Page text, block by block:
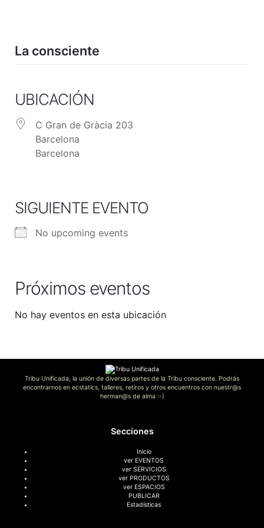
La consciente
UBICACIÓN
C Gran de Gràcia 203
Barcelona
Barcelona
SIGUIENTE EVENTO
No upcoming events
Próximos eventos
No hay eventos en esta ubicación
Tribu Unificada, la unión de diversas partes de la Tribu consciente. Podrás
encontrarnos en ecstatics, talleres, retiros y otros encuentros con nuestr@s
herman@s de alma :-)
Secciones
Inicio
ver EVENTOS
ver SERVICIOS
ver PRODUCTOS
ver ESPACIOS
PUBLICAR
Estadísticas